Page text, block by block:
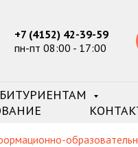
+7 (4152) 42-39-59
пн-пт 08:00 - 17:00